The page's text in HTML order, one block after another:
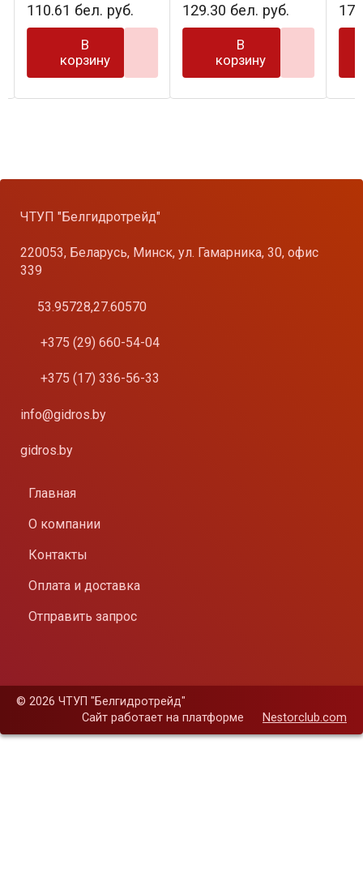
110.61 бел. руб.
В
корзину
129.30 бел. руб.
В
корзину
170
ЧТУП "Белгидротрейд"
220053, Беларусь, Минск, ул. Гамарника, 30, офис
339
53.95728,27.60570
+375 (29) 660-54-04
+375 (17) 336-56-33
info@gidros.by
gidros.by
Главная
О компании
Контакты
Оплата и доставка
Отправить запрос
© 2026 ЧТУП "Белгидротрейд"
Сайт работает на платформе
Nestorclub.com